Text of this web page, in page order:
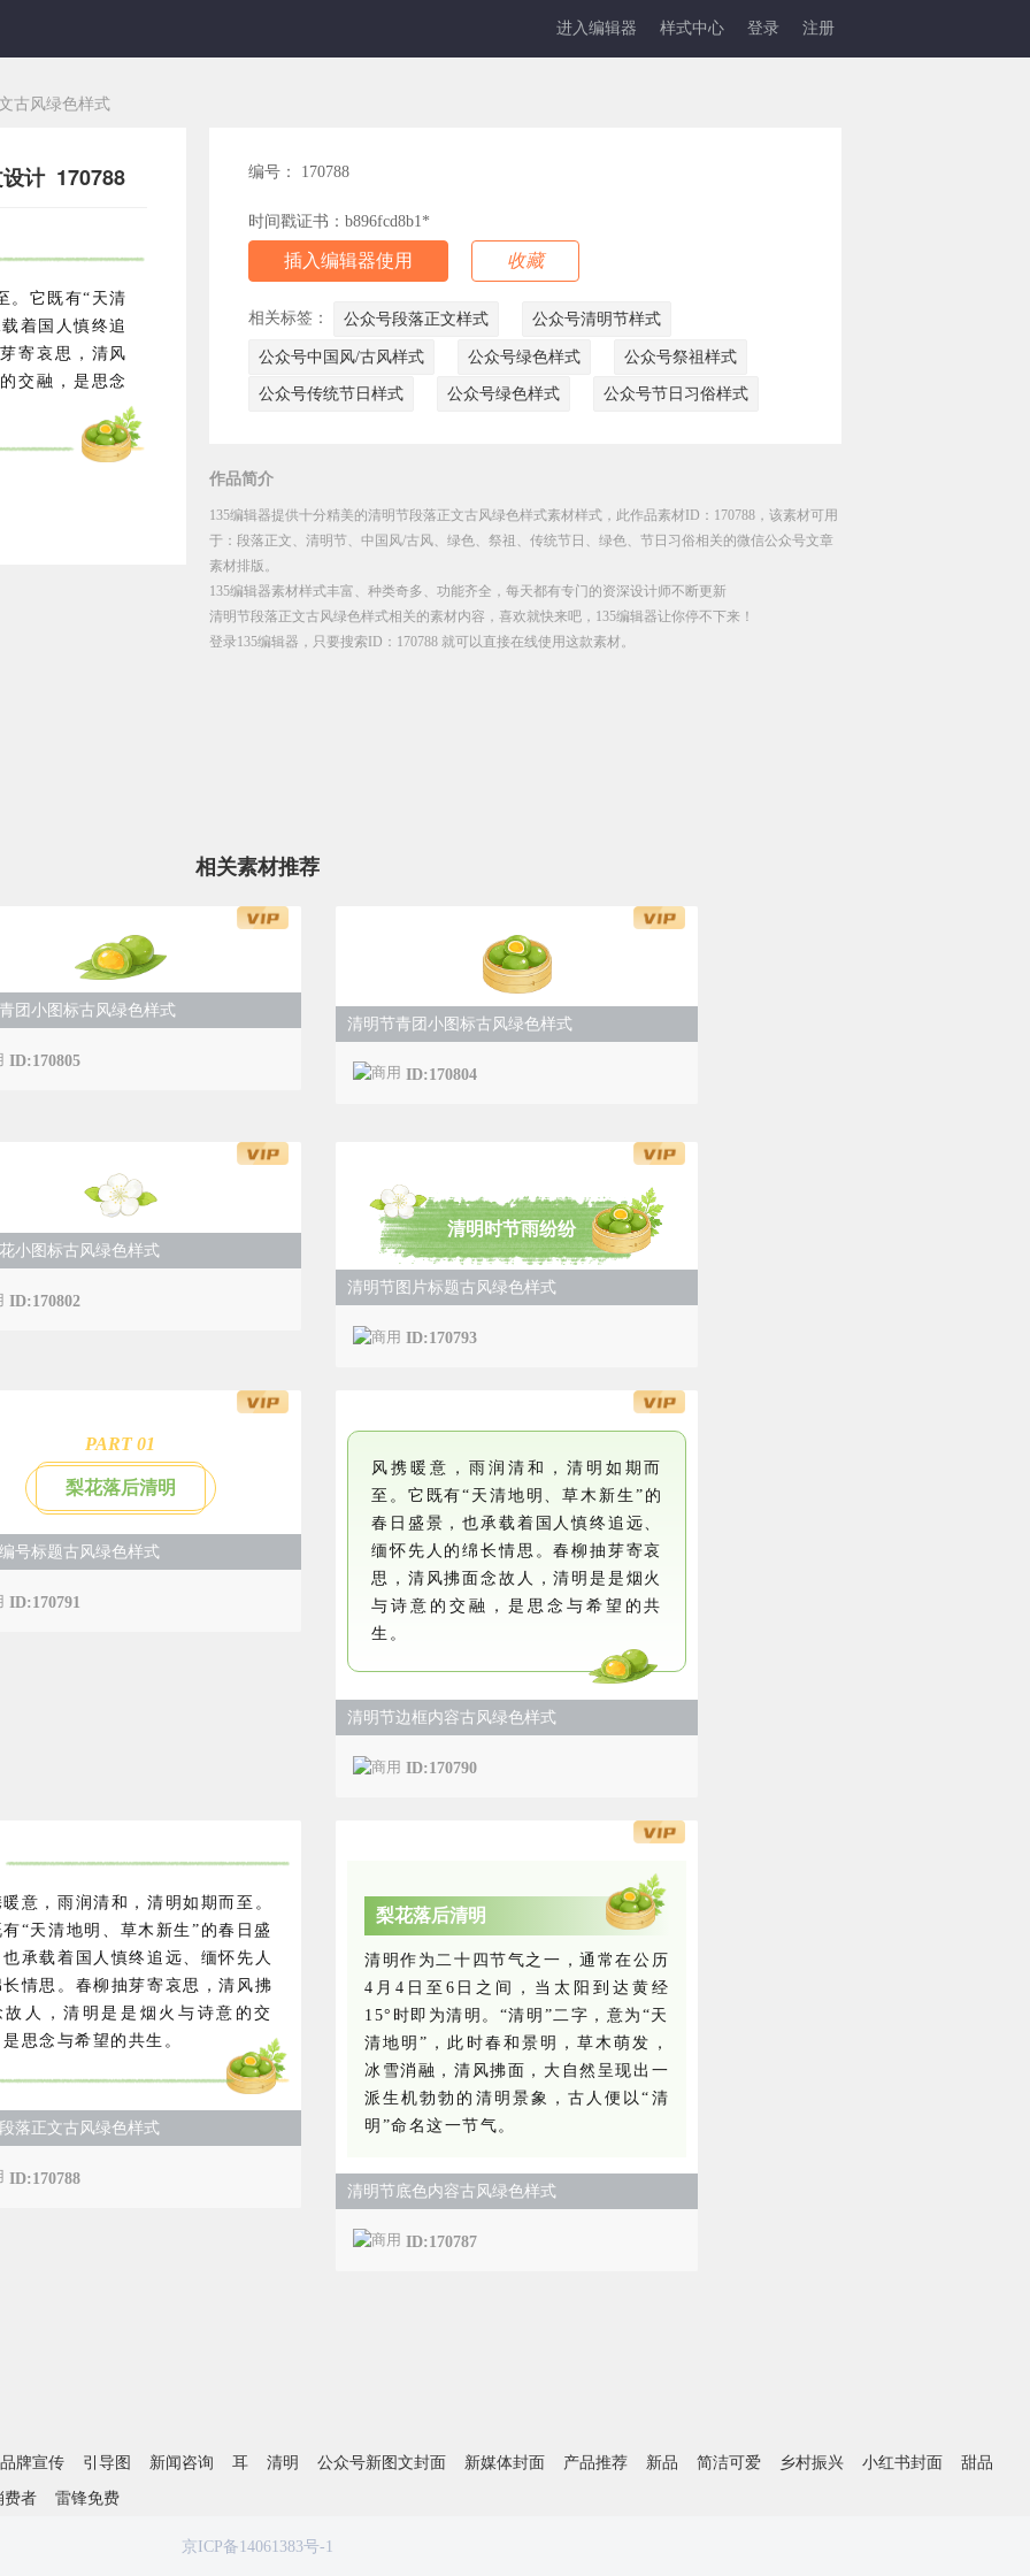
进入编辑器 样式中心 登录 注册
古风绿色样式
计 170788
。它既有“天清
着国人慎终追
寄哀思，清风
交融，是思念
编号： 170788
时间戳证书：b896fcd8b1*
插入编辑器使用 收藏
相关标签： 公众号段落正文样式 公众号清明节样式
公众号中国风/古风样式 公众号绿色样式 公众号祭祖样式
公众号传统节日样式 公众号绿色样式 公众号节日习俗样式
作品简介
135编辑器提供十分精美的清明节段落正文古风绿色样式素材样式，此作品素材ID：170788，该素材可用
于：段落正文、清明节、中国风/古风、绿色、祭祖、传统节日、绿色、节日习俗相关的微信公众号文章
素材排版。
135编辑器素材样式丰富、种类奇多、功能齐全，每天都有专门的资深设计师不断更新
清明节段落正文古风绿色样式相关的素材内容，喜欢就快来吧，135编辑器让你停不下来！
登录135编辑器，只要搜索ID：170788 就可以直接在线使用这款素材。
相关素材推荐
团小图标古风绿色样式
ID:170805
清明节青团小图标古风绿色样式
ID:170804
小图标古风绿色样式
ID:170802
清明时节雨纷纷
清明节图片标题古风绿色样式
ID:170793
PART 01
梨花落后清明
号标题古风绿色样式
ID:170791
风携暖意，雨润清和，清明如期而
至。它既有“天清地明、草木新生”的
春日盛景，也承载着国人慎终追远、
缅怀先人的绵长情思。春柳抽芽寄哀
思，清风拂面念故人，清明是是烟火
与诗意的交融，是思念与希望的共
生。
清明节边框内容古风绿色样式
ID:170790
意，雨润清和，清明如期而至。
“天清地明、草木新生”的春日盛
也承载着国人慎终追远、缅怀先人
长情思。春柳抽芽寄哀思，清风拂
故人，清明是是烟火与诗意的交
思念与希望的共生。
落正文古风绿色样式
ID:170788
梨花落后清明
清明作为二十四节气之一，通常在公历
4月4日至6日之间，当太阳到达黄经
15°时即为清明。“清明”二字，意为“天
清地明”，此时春和景明，草木萌发，
冰雪消融，清风拂面，大自然呈现出一
派生机勃勃的清明景象，古人便以“清
明”命名这一节气。
清明节底色内容古风绿色样式
ID:170787
品牌宣传 引导图 新闻咨询 耳 清明 公众号新图文封面 新媒体封面 产品推荐 新品 简洁可爱 乡村振兴 小红书封面 甜品
费者 雷锋免费
京ICP备14061383号-1